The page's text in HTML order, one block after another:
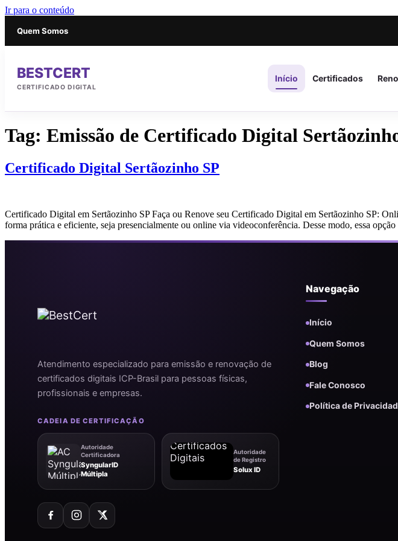
Ir para o conteúdo
Quem Somos
BESTCERT
CERTIFICADO DIGITAL
Início Certificados
Tag: Emissão de Certificado Digital
Certificado Digital Sertãozinho SP
Certificado Digital em Sertãozinho SP Faça ou Renove seu Certificado Digital em Sertãozinho SP:
forma prática e eficiente, seja presencialmente ou online via videoconferência. Desse modo, essa
Atendimento especializado para emissão e renovação de
certificados digitais ICP-Brasil para pessoas físicas,
profissionais e empresas.
CADEIA DE CERTIFICAÇÃO
Autoridade
Certificadora
SyngularID
Múltipla
Autoridade
de Registro
Solux ID
Navegação
Início
Quem Somos
Blog
Fale Conosco
Política de